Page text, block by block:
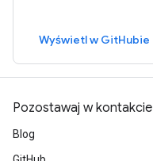
Wyświetl w GitHubie
Pozostawaj w kontakcie
Blog